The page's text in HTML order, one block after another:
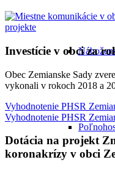
Investície v obci za
Obec Zemianske Sady
vykonali v rokoch 2018 a
Vyhodnotenie PHSR
Vyhodnotenie PHSR
Dotácia na projekt
koronakrízy v obci